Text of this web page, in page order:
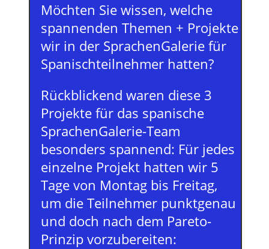
Möchten Sie wissen, welche
spannenden Themen + Projekte
wir in der SprachenGalerie für
Spanischteilnehmer hatten?
Rückblickend waren diese 3
Projekte für das spanische
SprachenGalerie-Team
besonders spannend: Für jedes
einzelne Projekt hatten wir 5
Tage von Montag bis Freitag,
um die Teilnehmer punktgenau
und doch nach dem Pareto-
Prinzip vorzubereiten: